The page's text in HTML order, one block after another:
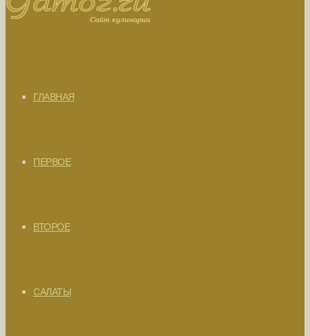
ГЛАВНАЯ
ПЕРВОЕ
ВТОРОЕ
САЛАТЫ